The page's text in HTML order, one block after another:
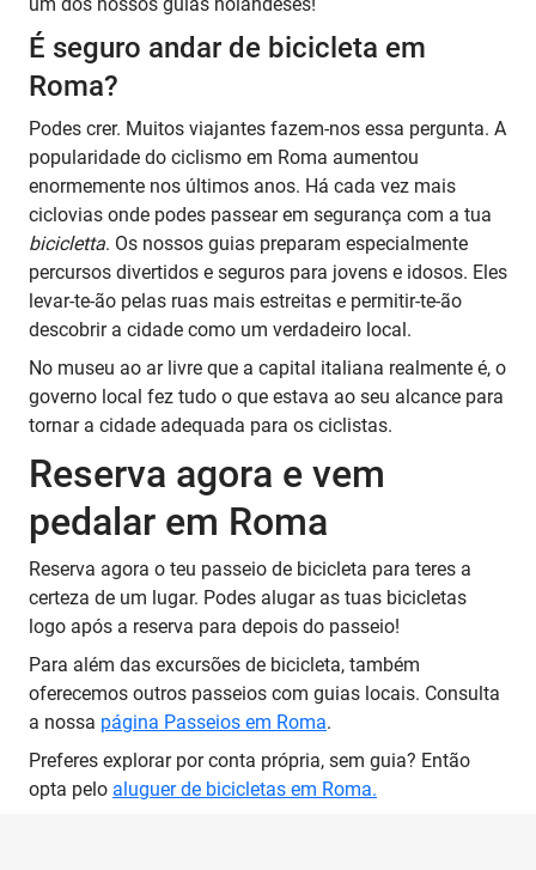
um dos nossos guias holandeses!
É seguro andar de bicicleta em
Roma?
Podes crer. Muitos viajantes fazem-nos essa pergunta. A
popularidade do ciclismo em Roma aumentou
enormemente nos últimos anos. Há cada vez mais
ciclovias onde podes passear em segurança com a tua
bicicletta. Os nossos guias preparam especialmente
percursos divertidos e seguros para jovens e idosos. Eles
levar-te-ão pelas ruas mais estreitas e permitir-te-ão
descobrir a cidade como um verdadeiro local.
No museu ao ar livre que a capital italiana realmente é, o
governo local fez tudo o que estava ao seu alcance para
tornar a cidade adequada para os ciclistas.
Reserva agora e vem
pedalar em Roma
Reserva agora o teu passeio de bicicleta para teres a
certeza de um lugar. Podes alugar as tuas bicicletas
logo após a reserva para depois do passeio!
Para além das excursões de bicicleta, também
oferecemos outros passeios com guias locais. Consulta
a nossa página Passeios em Roma.
Preferes explorar por conta própria, sem guia? Então
opta pelo aluguer de bicicletas em Roma.